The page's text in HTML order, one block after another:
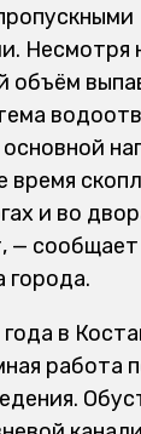
Несмотря
объём
время
и во
—
города.
в
работа